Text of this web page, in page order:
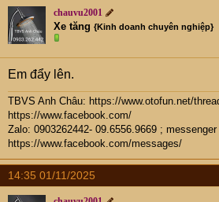
chauvu2001
Xe tăng {Kinh doanh chuyên nghiệp}
Em đẩy lên.
TBVS Anh Châu: https://www.otofun.net/
https://www.facebook.com/
Zalo: 0903262442- 09.6556.9669 ; messenger
https://www.facebook.com/messages/
14:35 01/11/2025